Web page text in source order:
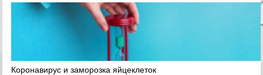
Коронавирус и заморозка яйцеклеток